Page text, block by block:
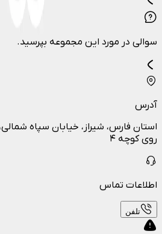
سوالی در مورد این مجموعه بپرسید.
آدرس
استان فارس، شیراز، خیابان سپاه
روی کوچه ۴
اطلاعات تماس
تلفن